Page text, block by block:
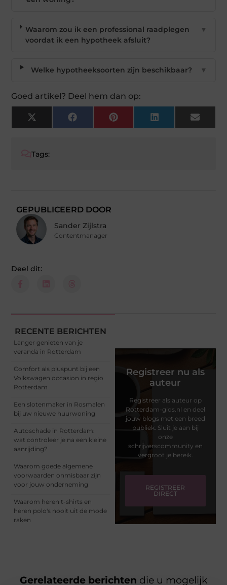
Waarom zou ik een professional raadplegen
voordat ik een hypotheek afsluit?
▼
Welke hypotheeksoorten zijn beschikbaar? ▼
Goed artikel? Deel hem dan op:
X
(Twitter)
Facebook Pinterest LinkedIn Email
Tags:
GEPUBLICEERD DOOR
Sander Zijlstra
Contentmanager
Deel dit:
RECENTE BERICHTEN
Langer genieten van je
veranda in Rotterdam
Comfort als pluspunt bij een
Volkswagen occasion in regio
Rotterdam
Een slotenmaker in Rosmalen
bij uw nieuwe huurwoning
Autoschade in Rotterdam:
wat controleer je na een kleine
aanrijding?
Waarom goede algemene
voorwaarden onmisbaar zijn
voor jouw onderneming
Waarom heren t-shirts en
heren polo's nooit uit de mode
raken
Registreer nu als
auteur
Registreer als auteur op
Rotterdam-gids.nl en deel
jouw blogs met een breed
publiek. Sluit je aan bij
onze
schrijverscommunity en
vergroot je bereik.
REGISTREER
DIRECT
Gerelateerde berichten die u mogelijk